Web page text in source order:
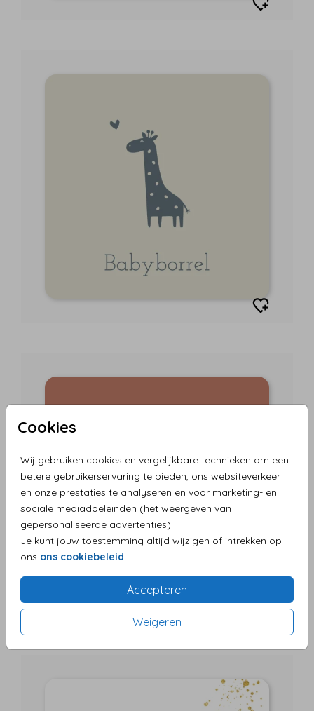
Cookies
Wij gebruiken cookies en vergelijkbare technieken om een
betere gebruikerservaring te bieden, ons websiteverkeer
en onze prestaties te analyseren en voor marketing- en
sociale mediadoeleinden (het weergeven van
gepersonaliseerde advertenties).
Je kunt jouw toestemming altijd wijzigen of intrekken op
ons ons cookiebeleid.
Accepteren
Weigeren